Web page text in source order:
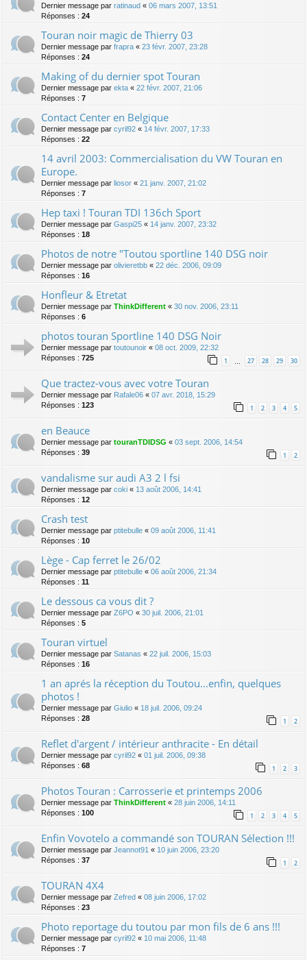
Dernier message par ratinaud « 06 mars 2007, 13:51
Réponses : 24
Touran noir magic de Thierry 03
Dernier message par frapra « 23 févr. 2007, 23:28
Réponses : 24
Making of du dernier spot Touran
Dernier message par ekta « 22 févr. 2007, 21:06
Réponses : 7
Contact Center en Belgique
Dernier message par cyril92 « 14 févr. 2007, 17:33
Réponses : 22
14 avril 2003: Commercialisation du VW Touran en
Europe.
Dernier message par liosor « 21 janv. 2007, 21:02
Réponses : 7
Hep taxi ! Touran TDI 136ch Sport
Dernier message par Gaspi25 « 14 janv. 2007, 23:32
Réponses : 18
Photos de notre "Toutou sportline 140 DSG noir
Dernier message par olivieretbb « 22 déc. 2006, 09:09
Réponses : 16
Honfleur & Etretat
Dernier message par ThinkDifferent « 30 nov. 2006, 23:11
Réponses : 6
photos touran Sportline 140 DSG Noir
Dernier message par toutounoir « 08 oct. 2009, 22:32
Réponses : 725 1 27 28 29 30
Que tractez-vous avec votre Touran
Dernier message par Rafale06 « 07 avr. 2018, 15:29
Réponses : 123 1 2 3 4 5
en Beauce
Dernier message par touranTDIDSG « 03 sept. 2006, 14:54
Réponses : 39 1 2
vandalisme sur audi A3 2 l fsi
Dernier message par coki « 13 août 2006, 14:41
Réponses : 12
Crash test
Dernier message par ptitebulle « 09 août 2006, 11:41
Réponses : 10
Lège - Cap ferret le 26/02
Dernier message par ptitebulle « 06 août 2006, 21:34
Réponses : 11
Le dessous ca vous dit ?
Dernier message par Z6PO « 30 juil. 2006, 21:01
Réponses : 5
Touran virtuel
Dernier message par Satanas « 22 juil. 2006, 15:03
Réponses : 16
1 an aprés la réception du Toutou...enfin, quelques
photos !
Dernier message par Giulio « 18 juil. 2006, 09:24
Réponses : 28 1 2
Reflet d'argent / intérieur anthracite - En détail
Dernier message par cyril92 « 01 juil. 2006, 09:38
Réponses : 68 1 2 3
Photos Touran : Carrosserie et printemps 2006
Dernier message par ThinkDifferent « 28 juin 2006, 14:11
Réponses : 100 1 2 3 4 5
Enfin Vovotelo a commandé son TOURAN Sélection !!!
Dernier message par Jeannot91 « 10 juin 2006, 23:20
Réponses : 37 1 2
TOURAN 4X4
Dernier message par Zefred « 08 juin 2006, 17:02
Réponses : 23
Photo reportage du toutou par mon fils de 6 ans !!!
Dernier message par cyril92 « 10 mai 2006, 11:48
Réponses : 7